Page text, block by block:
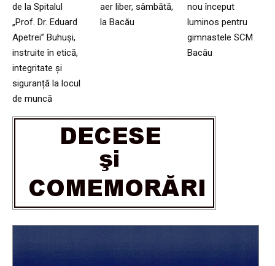
de la Spitalul
„Prof. Dr. Eduard
Apetrei” Buhuși,
instruite în etică,
integritate și
siguranță la locul
de muncă
aer liber, sâmbătă,
la Bacău
nou început
luminos pentru
gimnastele SCM
Bacău